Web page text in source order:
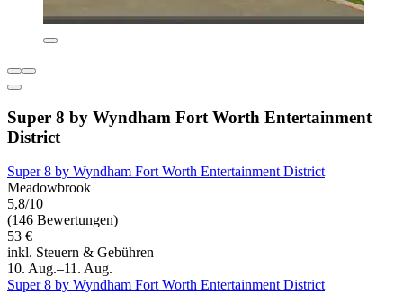
Super 8 by Wyndham Fort Worth Entertainment
District
Super 8 by Wyndham Fort Worth Entertainment District
Meadowbrook
5,8/10
(146 Bewertungen)
53 €
inkl. Steuern & Gebühren
10. Aug.–11. Aug.
Super 8 by Wyndham Fort Worth Entertainment District